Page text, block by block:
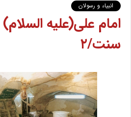
انبیاء و رسولان
امام علی(علیه
سنت/۲